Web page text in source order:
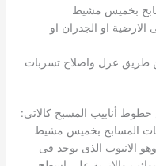
بخميس مشيط
او الجدران او
طريق عزل واصلاح تسربات
أنابيب المسبح كالاتى:
المسابح بخميس مشيط
الانبوب الذى يوجد فى